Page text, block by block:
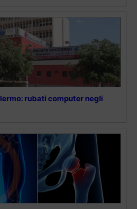
rubati computer negli